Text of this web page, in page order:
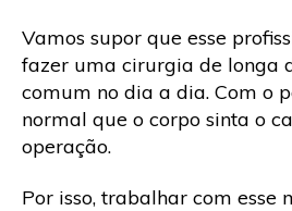
Vamos supor que esse
fazer uma cirurgia de longa
comum no dia a dia. Com o
normal que o corpo sinta o
operação.
Por isso, trabalhar com esse